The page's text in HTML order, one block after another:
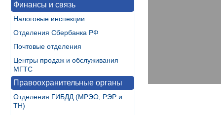
Финансы и связь
Налоговые инспекции
Отделения Сбербанка РФ
Почтовые отделения
Центры продаж и обслуживания
МГТС
Правоохранительные органы
Отделения ГИБДД (МРЭО, РЭР и
ТН)